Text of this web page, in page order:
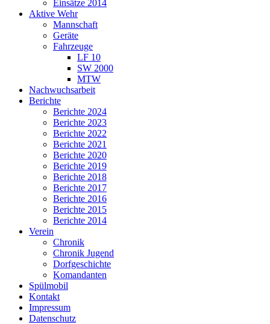
Einsätze 2014
Aktive Wehr
Mannschaft
Geräte
Fahrzeuge
LF 10
SW 2000
MTW
Nachwuchsarbeit
Berichte
Berichte 2024
Berichte 2023
Berichte 2022
Berichte 2021
Berichte 2020
Berichte 2019
Berichte 2018
Berichte 2017
Berichte 2016
Berichte 2015
Berichte 2014
Verein
Chronik
Chronik Jugend
Dorfgeschichte
Komandanten
Spülmobil
Kontakt
Impressum
Datenschutz